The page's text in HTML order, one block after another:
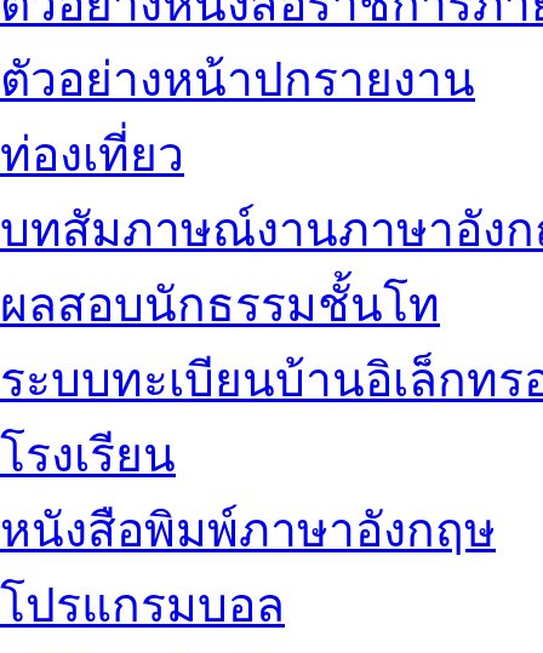
ตัวอย่างหน้าปกรายงาน
ท่องเที่ยว
บทสัมภาษณ์งานภาษาอัง
ผลสอบนักธรรมชั้นโท
ระบบทะเบียนบ้านอิเล็กท
โรงเรียน
หนังสือพิมพ์ภาษาอังกฤษ
โปรแกรมบอล